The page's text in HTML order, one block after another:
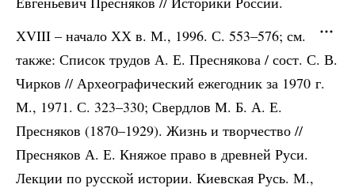
ХVIII – начало ХХ в. М., 1996. С. 553–576; см.
также: Список трудов А. Е. Преснякова / сост. С. В.
Чирков // Археографический ежегодник за 1970 г.
М., 1971. С. 323–330; Свердлов М. Б. А. Е.
Пресняков (1870–1929). Жизнь и творчество //
Пресняков А. Е. Княжое право в древней Руси.
Лекции по русской истории. Киевская Русь. М.,